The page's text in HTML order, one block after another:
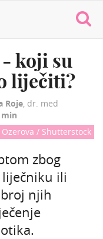
koji su
liječiti?
Roje, dr. med
min
/ Shutterstock
zbog
ili
njih